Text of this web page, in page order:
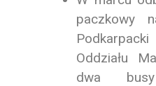
paczkowy
Oddziału
dwa